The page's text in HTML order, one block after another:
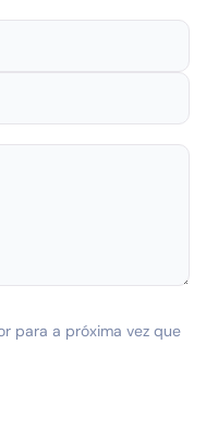
para a próxima vez que